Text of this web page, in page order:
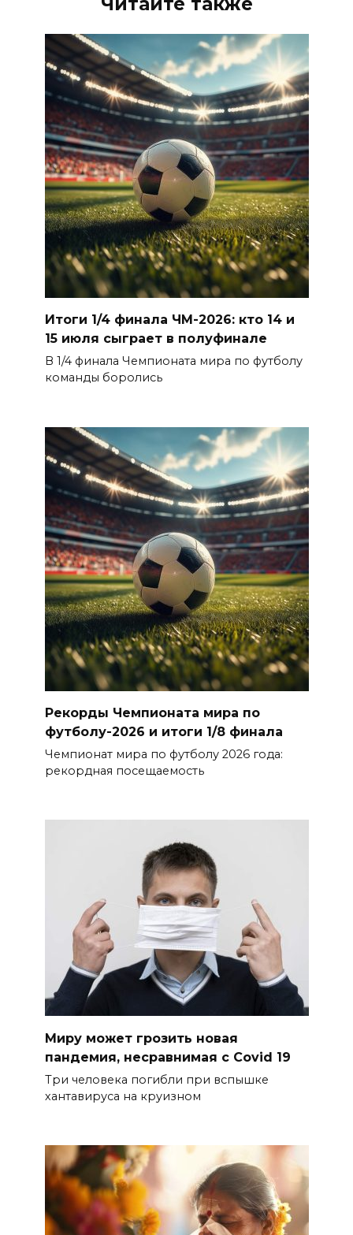
Итоги 1/4 финала ЧМ-2026: кто 14 и
15 июля сыграет в полуфинале
В 1/4 финала Чемпионата мира по футболу
команды боролись
Рекорды Чемпионата мира по
футболу-2026 и итоги 1/8 финала
Чемпионат мира по футболу 2026 года:
рекордная посещаемость
Миру может грозить новая
пандемия, несравнимая с Сovid 19
Три человека погибли при вспышке
хантавируса на круизном